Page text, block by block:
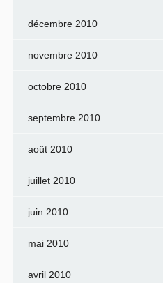
décembre 2010
novembre 2010
octobre 2010
septembre 2010
août 2010
juillet 2010
juin 2010
mai 2010
avril 2010